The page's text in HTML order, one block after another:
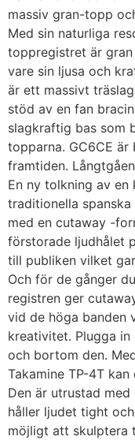
massiv gran-topp
Med sin naturliga
toppregistret är
vare sin ljusa och
är ett massivt
stöd av en fan
slagkraftig bas som
topparna. GC6CE
framtiden.
En ny tolkning av en
traditionella
med en cutaway -
förstorade ljudhålet
till publiken vilket
Och för de gånger
registren ger
vid de höga banden
kreativitet. Plugga
och bortom den.
Takamine TP-4T
Den är utrustad
håller ljudet tight
möjligt att skulptera